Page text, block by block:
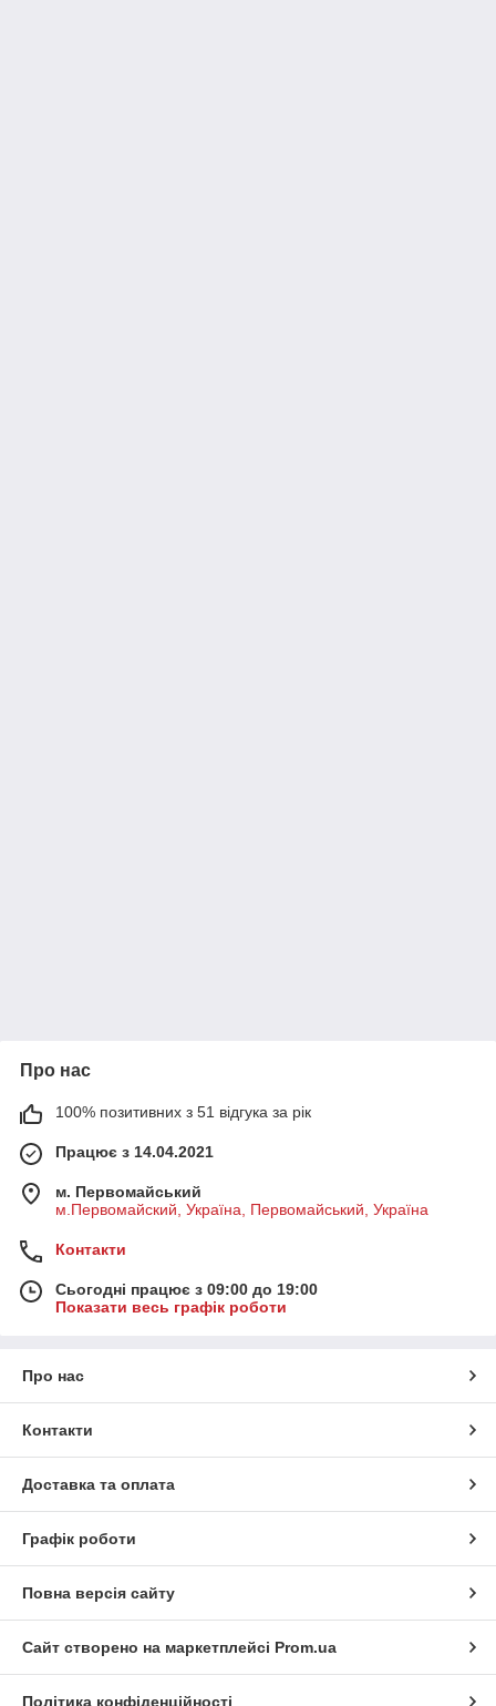
Про нас
100% позитивних з 51 відгука за рік
Працює з 14.04.2021
м. Первомайський
м.Первомайский, Україна, Первомайський, Україна
Контакти
Сьогодні працює з 09:00 до 19:00
Показати весь графік роботи
Про нас
Контакти
Доставка та оплата
Графік роботи
Повна версія сайту
Сайт створено на маркетплейсі Prom.ua
Політика конфіденційності